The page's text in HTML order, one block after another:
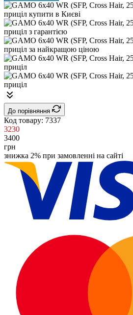
До порівняння
Код товару: 7337
3230
3400
грн
знижка 2% при замовленні на сайті